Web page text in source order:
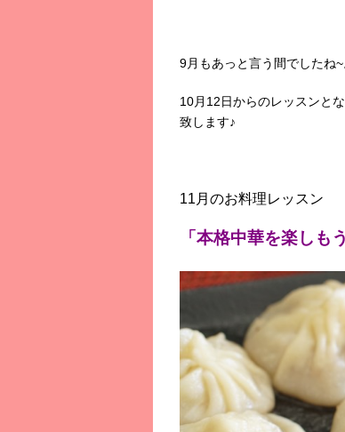
9月もあっと言う間でしたね
10月12日からのレッスンと
致します♪
11月のお料理レッスン
「本格中華を楽しも